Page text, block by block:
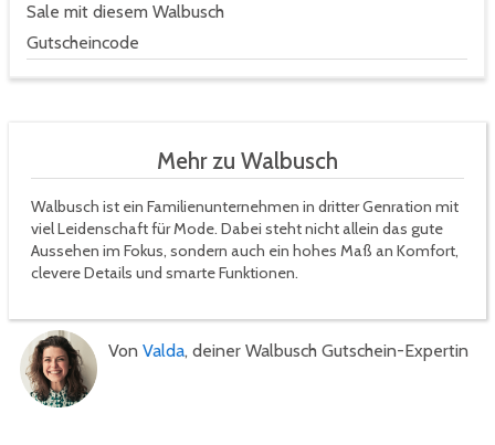
Sale mit diesem Walbusch
Gutscheincode
Mehr zu Walbusch
Walbusch ist ein Familienunternehmen in dritter Genration mit
viel Leidenschaft für Mode. Dabei steht nicht allein das gute
Aussehen im Fokus, sondern auch ein hohes Maß an Komfort,
clevere Details und smarte Funktionen.
Von Valda, deiner Walbusch Gutschein-Expertin